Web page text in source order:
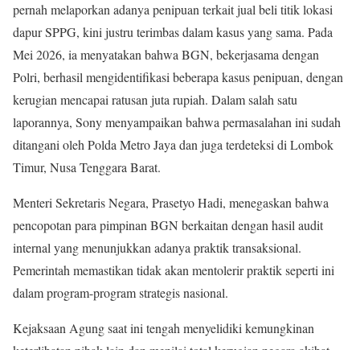
pernah melaporkan adanya penipuan terkait jual beli titik lokasi
dapur SPPG, kini justru terimbas dalam kasus yang sama. Pada
Mei 2026, ia menyatakan bahwa BGN, bekerjasama dengan
Polri, berhasil mengidentifikasi beberapa kasus penipuan, dengan
kerugian mencapai ratusan juta rupiah. Dalam salah satu
laporannya, Sony menyampaikan bahwa permasalahan ini sudah
ditangani oleh Polda Metro Jaya dan juga terdeteksi di Lombok
Timur, Nusa Tenggara Barat.
Menteri Sekretaris Negara, Prasetyo Hadi, menegaskan bahwa
pencopotan para pimpinan BGN berkaitan dengan hasil audit
internal yang menunjukkan adanya praktik transaksional.
Pemerintah memastikan tidak akan mentolerir praktik seperti ini
dalam program-program strategis nasional.
Kejaksaan Agung saat ini tengah menyelidiki kemungkinan